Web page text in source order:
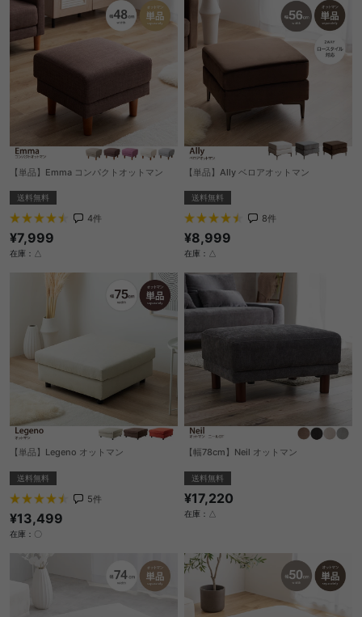
【単品】Emma コンパクトオットマン
送料無料
4件
¥7,999
在庫：△
【単品】Ally ベロアオットマン
送料無料
8件
¥8,999
在庫：△
【単品】Legeno オットマン
送料無料
5件
¥13,499
在庫：〇
【幅78cm】Neil オットマン
送料無料
¥17,220
在庫：△